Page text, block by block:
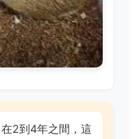
2到4年之間，這